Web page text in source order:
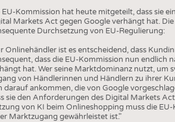
EU-Kommission hat heute mitgeteilt, dass sie
Markets Act gegen Google verhängt hat.
Durchsetzung von EU-Regulierung:
Onlinehändler ist es entscheidend, dass
dass die EU-Kommission nun endlich
hat. Wer seine Marktdominanz nutzt, um
von Händlerinnen und Händlern zu ihrer
darauf ankommen, die von Google
sie den Anforderungen des Digital Markets
von KI beim Onlineshopping muss die
Marktzugang gewährleistet ist."